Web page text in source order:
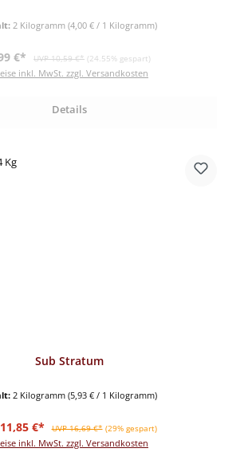
2 Kilogramm (4,00 € / 1 Kilogramm)
€* Regulärer Preis:
UVP 10,59 €* (24.55% gespart)
inkl. MwSt. zzgl. Versandkosten
Details
Sub Stratum
2 Kilogramm (5,93 € / 1 Kilogramm)
11,85 €* Regulärer Preis:
UVP 16,69 €* (29% gespart)
inkl. MwSt. zzgl. Versandkosten